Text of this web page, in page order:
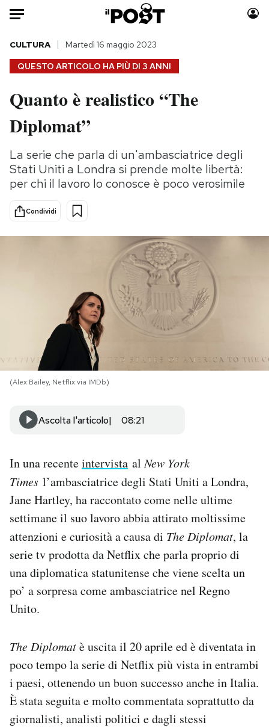
Auto
HOME
Italia
Politica
Tecnologia
Internet
Scienza
Cultura
Economia
Moda
Storie/Idee
Ok Boomer!
Media
Mondiali calcio 2026
NEWSLETTER
I MIEI PREFERITI
SHOP
Area Personale
Newsletter
Regala il Post
Hai bisogno di aiuto?
Esci
QUESTO ARTICOLO HA PIÙ DI 3 ANNI
CULTURA Martedì 16 maggio 2023
Quanto è realistico “The
Diplomat”
La serie che parla di un'ambasciatrice degli
Stati Uniti a Londra si prende molte libertà:
per chi il lavoro lo conosce è poco verosimile
Condividi
(Alex Bailey, Netflix via IMDb)
Ascolta l'articolo 08:21
In una recenteintervista alNew York
Times l’ambasciatrice degli Stati Uniti a Londra,
Jane Hartley, ha raccontato come nelle ultime
settimane il suo lavoro abbia attirato moltissime
attenzioni e curiosità a causa di The Diplomat, la
serie tv prodotta da Netflix che parla proprio di
una diplomatica statunitense che viene scelta un
po’ a sorpresa come ambasciatrice nel Regno
Unito.
The Diplomatè uscita il 20 aprile ed è diventata in
poco tempo la serie di Netflix più vista in entrambi
i paesi, ottenendo un buon successo anche in Italia.
È stata seguita e molto commentata soprattutto da
giornalisti, analisti politici e dagli stessi